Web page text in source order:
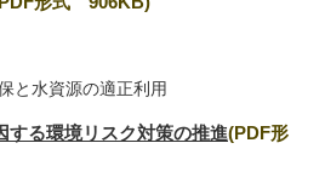
と水資源の適正利用
る環境リスク対策の推進(PDF形